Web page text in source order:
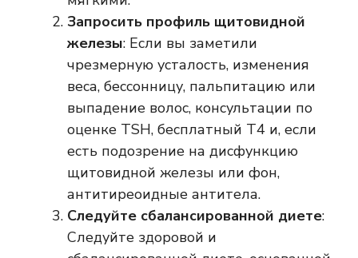
Запросить профиль щитовидной
железы: Если вы заметили
чрезмерную усталость, изменения
веса, бессонницу, пальпитацию или
выпадение волос, консультации по
оценке TSH, бесплатный T4 и, если
есть подозрение на дисфункцию
щитовидной железы или фон,
антитиреоидные антитела.
Следуйте сбалансированной диете:
Следуйте здоровой и